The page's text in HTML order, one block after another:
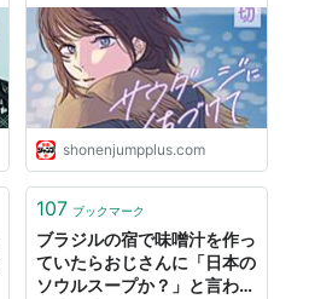
shonenjumpplus.com
107 ブックマーク
ブラジルの宿で味噌汁を作っ
ていたらおじさんに「日本の
ソウルスープか？」と言われ